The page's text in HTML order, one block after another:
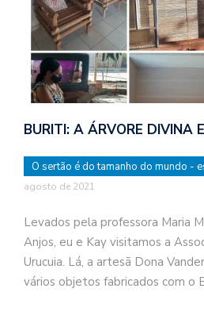
BURITI: A ÁRVORE DIVINA
O sertão é do tamanho do mundo -
agosto de 2021
Levados pela professora Maria
Anjos, eu e Kay visitamos a
Urucuia. Lá, a artesã Dona
vários objetos fabricados com o